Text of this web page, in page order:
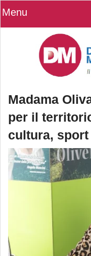
Menu
Madama
per il
cultura,